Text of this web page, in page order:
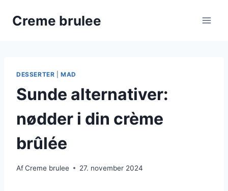
Creme brulee
DESSERTER |MAD
Sunde alternativer:
nødder i din crème
brûlée
AfCreme brulee 27. november 2024